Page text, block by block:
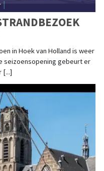
|
in Hoek van Holland is weer
seizoensopening gebeurt er
[...]